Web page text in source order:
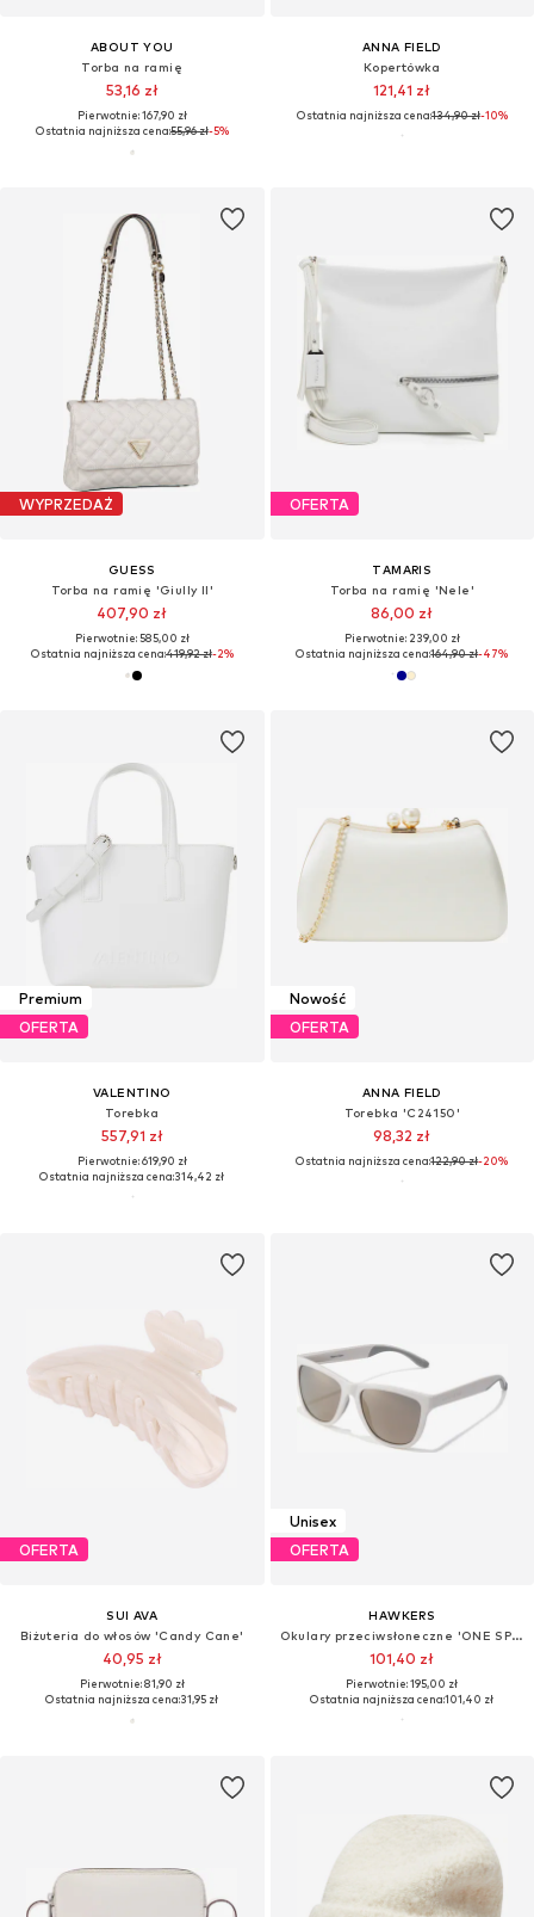
ABOUT YOU
Torba na ramię
53,16 zł
Pierwotnie: 167,90 zł
Ostatnia najniższa cena:55,96 zł-5%
ANNA FIELD
Kopertówka
121,41 zł
Ostatnia najniższa cena:134,90 zł-10%
WYPRZEDAŻ
GUESS
Torba na ramię 'Giully II'
407,90 zł
Pierwotnie: 585,00 zł
Ostatnia najniższa cena:419,92 zł-2%
OFERTA
TAMARIS
Torba na ramię 'Nele'
86,00 zł
Pierwotnie: 239,00 zł
Ostatnia najniższa cena:164,90 zł-47%
Premium
OFERTA
VALENTINO
Torebka
557,91 zł
Pierwotnie: 619,90 zł
Ostatnia najniższa cena:314,42 zł
Nowość
OFERTA
ANNA FIELD
Torebka 'C24150'
98,32 zł
Ostatnia najniższa cena:122,90 zł-20%
OFERTA
SUI AVA
Biżuteria do włosów 'Candy Cane'
40,95 zł
Pierwotnie: 81,90 zł
Ostatnia najniższa cena:31,95 zł
Unisex
OFERTA
HAWKERS
Okulary przeciwsłoneczne 'ONE SPORT RAW'
101,40 zł
Pierwotnie: 195,00 zł
Ostatnia najniższa cena:101,40 zł